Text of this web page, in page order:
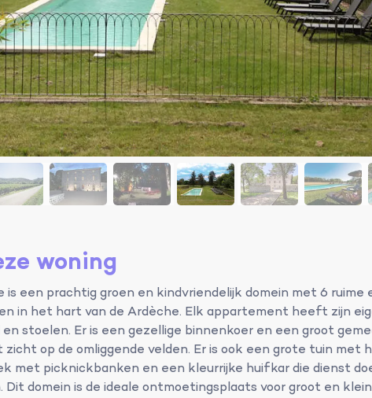
woning
is een prachtig groen en kindvriendelijk domein met 6 ruime
in het hart van de Ardèche. Elk appartement heeft zijn
stoelen. Er is een gezellige binnenkoer en een groot
zicht op de omliggende velden. Er is ook een grote tuin met
met picknickbanken en een kleurrijke huifkar die dienst
Dit domein is de ideale ontmoetingsplaats voor groot en